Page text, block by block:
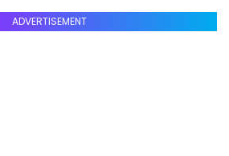
ADVERTISEMENT